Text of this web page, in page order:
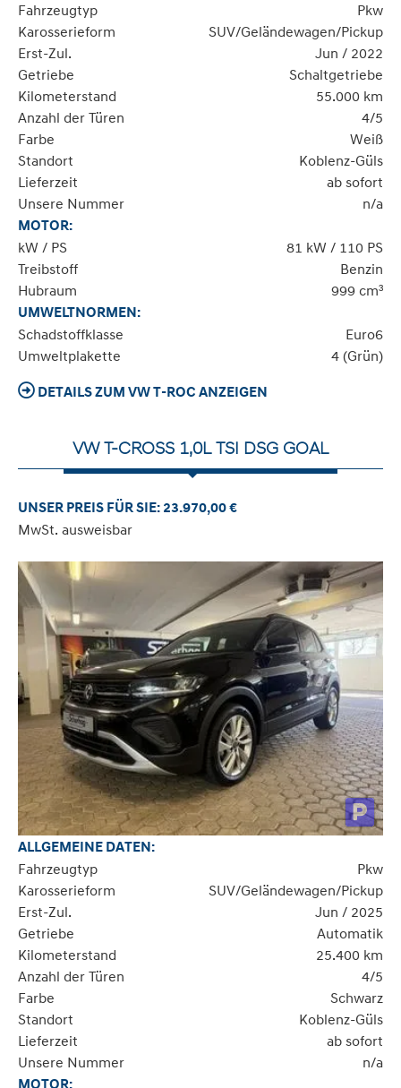
Fahrzeugtyp
Pkw
Karosserieform
SUV/Geländewagen/Pickup
Erst-Zul.
Jun / 2022
Getriebe
Schaltgetriebe
Kilometerstand
55.000 km
Anzahl der Türen
4/5
Farbe
Weiß
Standort
Koblenz-Güls
Lieferzeit
ab sofort
Unsere Nummer
n/a
MOTOR:
kW / PS
81 kW / 110 PS
Treibstoff
Benzin
Hubraum
999 cm³
UMWELTNORMEN:
Schadstoffklasse
Euro6
Umweltplakette
4 (Grün)
DETAILS ZUM VW T-ROC ANZEIGEN
VW T-CROSS 1,0L TSI DSG GOAL
UNSER PREIS FÜR SIE: 23.970,00 €
MwSt. ausweisbar
ALLGEMEINE DATEN:
Fahrzeugtyp
Pkw
Karosserieform
SUV/Geländewagen/Pickup
Erst-Zul.
Jun / 2025
Getriebe
Automatik
Kilometerstand
25.400 km
Anzahl der Türen
4/5
Farbe
Schwarz
Standort
Koblenz-Güls
Lieferzeit
ab sofort
Unsere Nummer
n/a